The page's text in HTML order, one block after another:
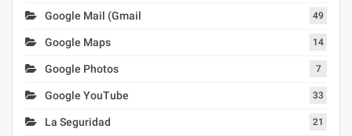
Google Mail (Gmail 49
Google Maps 14
Google Photos 7
Google YouTube 33
La Seguridad 21